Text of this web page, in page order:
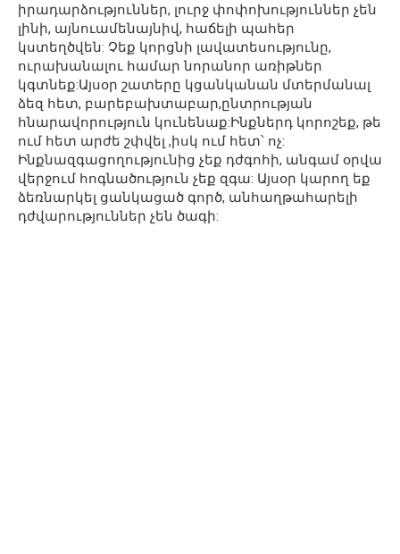
իրադարձություններ, լուրջ փոփոխություններ չեն
լինի, այնուամենայնիվ, հաճելի պահեր
կստեղծվեն: Չեք կորցնի լավատեսությունը,
ուրախանալու համար նորանոր առիթներ
կգտնեք:Այսօր շատերը կցանկանան մտերմանալ
ձեզ հետ, բարեբախտաբար,ընտրության
հնարավորություն կունենաք:Ինքներդ կորոշեք, թե
ում հետ արժե շփվել ,իսկ ում հետ՝ ոչ:
Ինքնազգացողությունից չեք դժգոհի, անգամ օրվա
վերջում հոգնածություն չեք զգա: Այսօր կարող եք
ձեռնարկել ցանկացած գործ, անհաղթահարելի
դժվարություններ չեն ծագի: